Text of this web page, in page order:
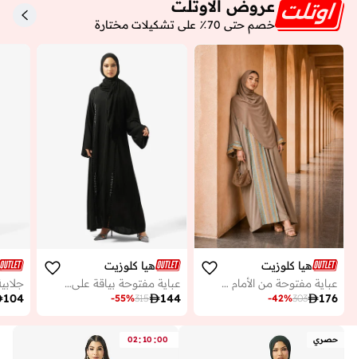
عروض الاوتلت
خصم حتى 70٪ على تشكيلات مختارة
هيا كلوزيت
عباية مفتوحة من الأمام مزينة ومطرزة
176
303
-42%
هيا كلوزيت
عباية مفتوحة بياقة على شكل حرف مزينة بالدانتيل
144
315
-55%
104
حصري 02:10 :00